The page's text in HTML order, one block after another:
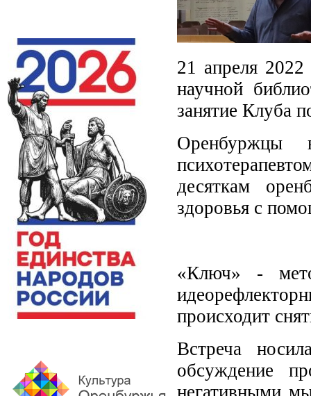
21 апреля 2022
научной
занятие Клуба
Оренбуржцы
десяткам
здоровья с
«Ключ» -
происходит
Встреча
обсуждение
негативными